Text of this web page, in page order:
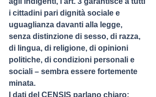
i cittadini pari dignità sociale e
uguaglianza davanti alla legge,
senza distinzione di sesso, di razza,
di lingua, di religione, di opinioni
politiche, di condizioni personali e
sociali – sembra essere fortemente
minata.
I dati del CENSIS parlano chiaro: